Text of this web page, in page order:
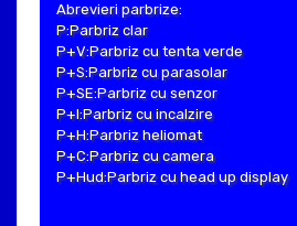
Abrevieri parbrize:
P:Parbriz clar
P+V:Parbriz cu tenta verde
P+S:Parbriz cu parasolar
P+SE:Parbriz cu senzor
P+I:Parbriz cu incalzire
P+H:Parbriz heliomat
P+C:Parbriz cu camera
P+Hud:Parbriz cu head up display